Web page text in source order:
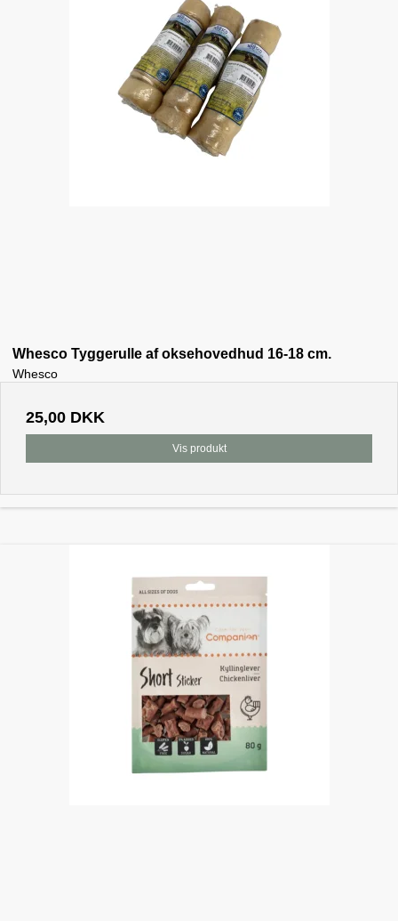
Whesco Tyggerulle af oksehovedhud 16-18 cm.
Whesco
25,00 DKK
Vis produkt